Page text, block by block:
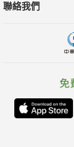
聯絡我們